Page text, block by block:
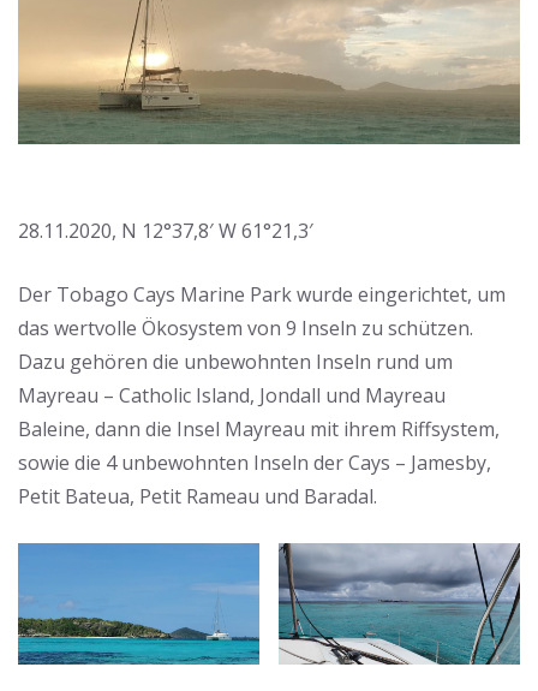
28.11.2020, N 12°37,8′ W 61°21,3′
Der Tobago Cays Marine Park wurde eingerichtet, um
das wertvolle Ökosystem von 9 Inseln zu schützen.
Dazu gehören die unbewohnten Inseln rund um
Mayreau – Catholic Island, Jondall und Mayreau
Baleine, dann die Insel Mayreau mit ihrem Riffsystem,
sowie die 4 unbewohnten Inseln der Cays – Jamesby,
Petit Bateua, Petit Rameau und Baradal.